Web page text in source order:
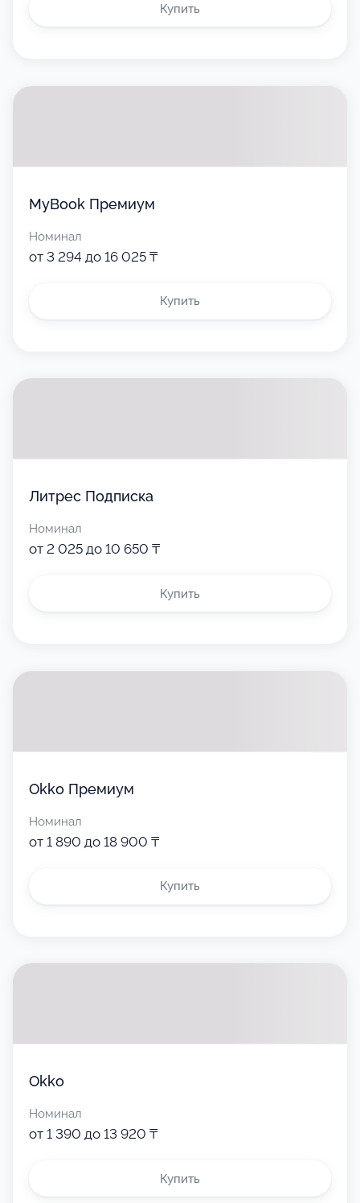
Купить
MyBook Премиум
Номинал
от 3 294 до 16 025 ₸
Купить
Литрес Подписка
Номинал
от 2 025 до 10 650 ₸
Купить
Okko Премиум
Номинал
от 1 890 до 18 900 ₸
Купить
Okko
Номинал
от 1 390 до 13 920 ₸
Купить